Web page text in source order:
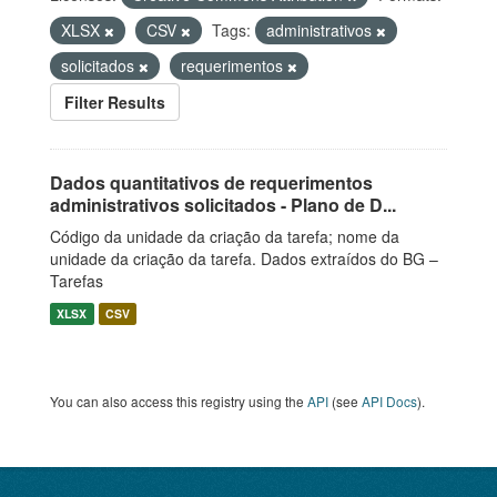
XLSX
CSV Tags:
administrativos
solicitados
requerimentos
Filter Results
Dados quantitativos de requerimentos
administrativos solicitados - Plano de D...
Código da unidade da criação da tarefa; nome da
unidade da criação da tarefa. Dados extraídos do BG –
Tarefas
XLSX CSV
You can also access this registry using the API (see API Docs).